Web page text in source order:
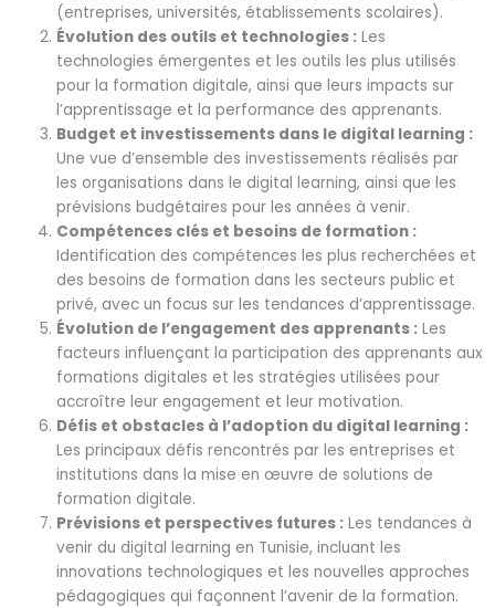
(entreprises, universités, établissements scolaires).
Évolution des outils et technologies : Les
technologies émergentes et les outils les plus utilisés
pour la formation digitale, ainsi que leurs impacts sur
l’apprentissage et la performance des apprenants.
Budget et investissements dans le digital learning :
Une vue d’ensemble des investissements réalisés par
les organisations dans le digital learning, ainsi que les
prévisions budgétaires pour les années à venir.
Compétences clés et besoins de formation :
Identification des compétences les plus recherchées et
des besoins de formation dans les secteurs public et
privé, avec un focus sur les tendances d’apprentissage.
Évolution de l’engagement des apprenants : Les
facteurs influençant la participation des apprenants aux
formations digitales et les stratégies utilisées pour
accroître leur engagement et leur motivation.
Défis et obstacles à l’adoption du digital learning :
Les principaux défis rencontrés par les entreprises et
institutions dans la mise en œuvre de solutions de
formation digitale.
Prévisions et perspectives futures : Les tendances à
venir du digital learning en Tunisie, incluant les
innovations technologiques et les nouvelles approches
pédagogiques qui façonnent l’avenir de la formation.